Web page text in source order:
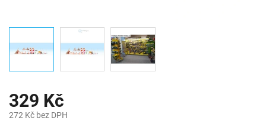
329 Kč
272 Kč bez DPH